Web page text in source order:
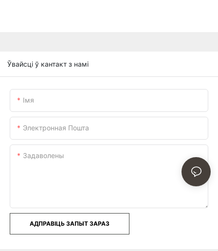
Ўвайсці ў кантакт з намі
Імя
Электронная Пошта
Задаволены
АДПРАВІЦЬ ЗАПЫТ ЗАРАЗ